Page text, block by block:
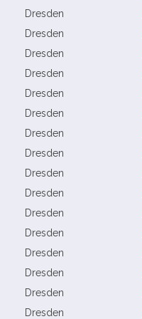
Dresden
Dresden
Dresden
Dresden
Dresden
Dresden
Dresden
Dresden
Dresden
Dresden
Dresden
Dresden
Dresden
Dresden
Dresden
Dresden